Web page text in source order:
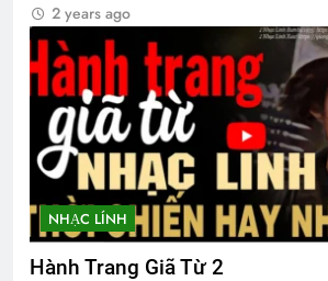
TÌNH YÊU & HOÀN
3 Years Ago
CHUYỆN TÌNH BƯỚM
3 Years Ago
2 years ago
NHẠC LÍNH
Hành Trang Giã Từ 2